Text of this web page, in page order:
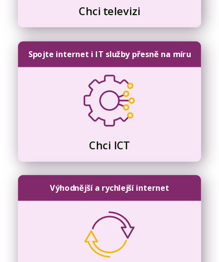
Chci televizi
Spojte internet i IT služby přesně na míru
Chci ICT
Výhodnější a rychlejší internet